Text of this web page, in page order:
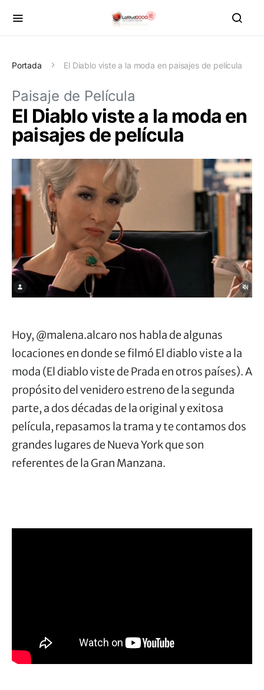
Portada El Diablo viste a la moda en paisajes de película
Paisaje de Película
El Diablo viste a la moda en
paisajes de película
Hoy, @malena.alcaro nos habla de algunas
locaciones en donde se filmó El diablo viste a la
moda (El diablo viste de Prada en otros países). A
propósito del venidero estreno de la segunda
parte, a dos décadas de la original y exitosa
película, repasamos la trama y te contamos dos
grandes lugares de Nueva York que son
referentes de la Gran Manzana.